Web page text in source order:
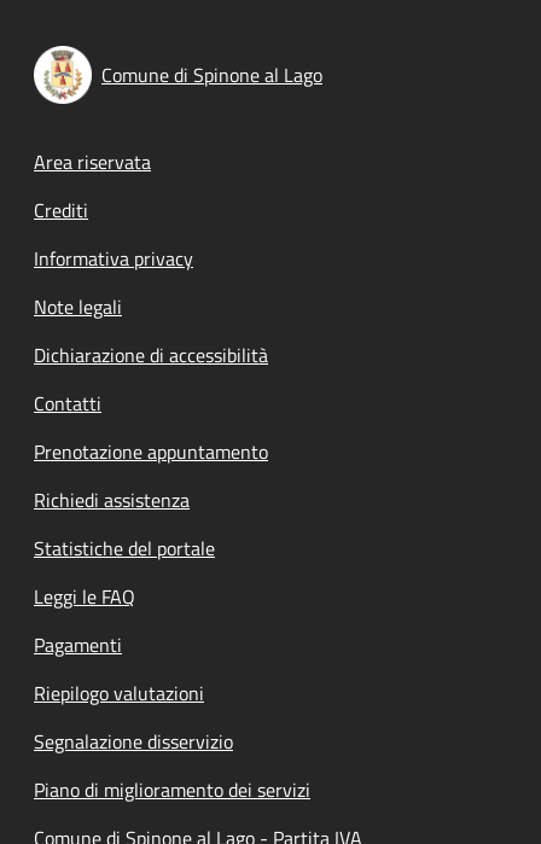
Comune di Spinone al Lago
Footer menu
Area riservata
Crediti
Informativa privacy
Note legali
Dichiarazione di accessibilità
Contatti
Prenotazione appuntamento
Richiedi assistenza
Statistiche del portale
Leggi le FAQ
Pagamenti
Riepilogo valutazioni
Segnalazione disservizio
Piano di miglioramento dei servizi
Comune di Spinone al Lago - Partita IVA